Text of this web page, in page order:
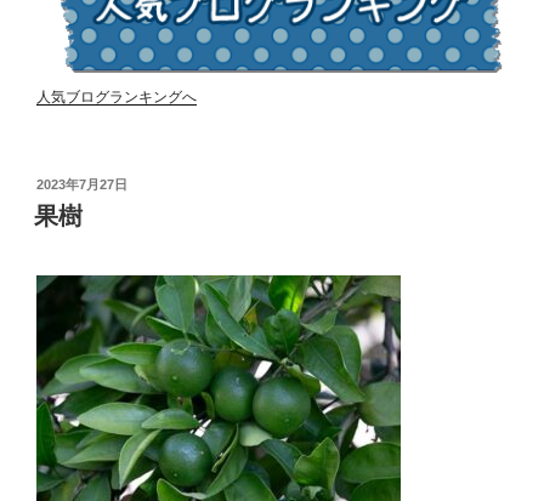
人気ブログランキングへ
投
稿
日:
2023年7月27日
果樹